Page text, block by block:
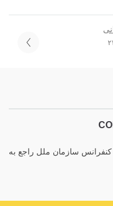
کنفرانس سازمان ملل راجع به